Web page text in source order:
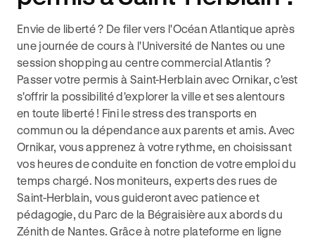
Envie de liberté ? De filer vers l'Océan Atlantique après
une journée de cours à l'Université de Nantes ou une
session shopping au centre commercial Atlantis ?
Passer votre permis à Saint-Herblain avec Ornikar, c'est
s'offrir la possibilité d'explorer la ville et ses alentours
en toute liberté ! Fini le stress des transports en
commun ou la dépendance aux parents et amis. Avec
Ornikar, vous apprenez à votre rythme, en choisissant
vos heures de conduite en fonction de votre emploi du
temps chargé. Nos moniteurs, experts des rues de
Saint-Herblain, vous guideront avec patience et
pédagogie, du Parc de la Bégraisière aux abords du
Zénith de Nantes. Grâce à notre plateforme en ligne